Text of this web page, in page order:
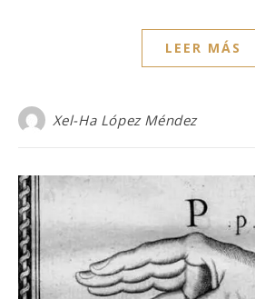
LEER MÁS
Xel-Ha López Méndez